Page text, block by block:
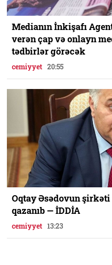
Medianın İnkişafı
verən çap və onlayn
tədbirlər görəcək
cemiyyet 20:55
Oqtay Əsədovun
qazanıb — İDDİA
cemiyyet 13:23